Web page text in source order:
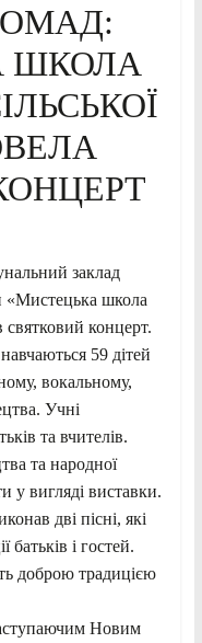
ШКОЛА
заклад
«Мистецька школа
святковий концерт.
59 дітей
вокальному,
Учні
та вчителів.
та народної
у вигляді виставки.
дві пісні, які
батьків і гостей.
доброю традицією
Новим